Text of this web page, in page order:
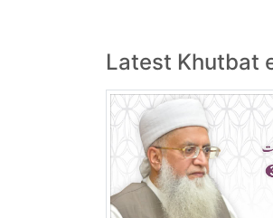
Latest Khutbat